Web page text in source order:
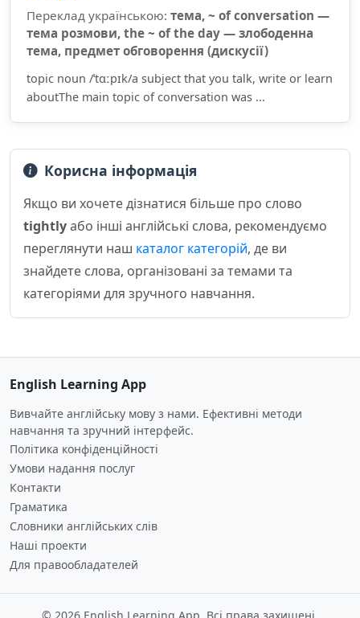
Переклад українською: тема, ~ of conversation —
тема розмови, the ~ of the day — злободенна
тема, предмет обговорення (дискусії)
topic noun /ˈtɑːpɪk/a subject that you talk, write or learn
aboutThe main topic of conversation was ...
Корисна інформація
Якщо ви хочете дізнатися більше про слово
tightlyабо інші англійські слова, рекомендуємо
переглянути наш каталог категорій, де ви
знайдете слова, організовані за темами та
категоріями для зручного навчання.
English Learning App
Вивчайте англійську мову з нами. Ефективні методи
навчання та зручний інтерфейс.
Політика конфіденційності
Умови надання послуг
Контакти
Граматика
Словники англійських слів
Наші проекти
Для правообладателей